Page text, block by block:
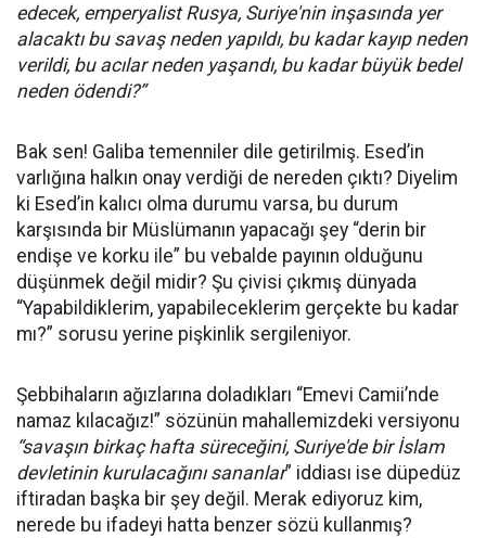
edecek, emperyalist Rusya, Suriye'nin inşasında yer
alacaktı bu savaş neden yapıldı, bu kadar kayıp neden
verildi, bu acılar neden yaşandı, bu kadar büyük bedel
neden ödendi?”
Bak sen! Galiba temenniler dile getirilmiş. Esed’in
varlığına halkın onay verdiği de nereden çıktı? Diyelim
ki Esed’in kalıcı olma durumu varsa, bu durum
karşısında bir Müslümanın yapacağı şey “derin bir
endişe ve korku ile” bu vebalde payının olduğunu
düşünmek değil midir? Şu çivisi çıkmış dünyada
“Yapabildiklerim, yapabileceklerim gerçekte bu kadar
mı?” sorusu yerine pişkinlik sergileniyor.
Şebbihaların ağızlarına doladıkları “Emevi Camii’nde
namaz kılacağız!” sözünün mahallemizdeki versiyonu
“savaşın birkaç hafta süreceğini, Suriye'de bir İslam
devletinin kurulacağını sananlar” iddiası ise düpedüz
iftiradan başka bir şey değil. Merak ediyoruz kim,
nerede bu ifadeyi hatta benzer sözü kullanmış?